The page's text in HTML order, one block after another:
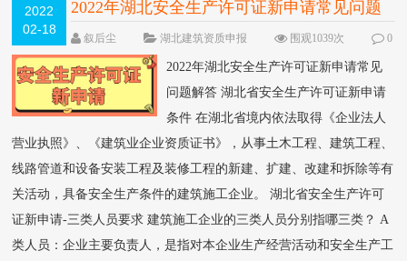
2022
02-18
2022年湖北安全生产许可证新申请常见问题
解答 NEW
叙后尘 湖北建筑资质申报 围观1039次
0
条评论
2022年湖北安全生产许可证新申请常见
问题解答 湖北省安全生产许可证新申请
条件 在湖北省境内依法取得《企业法人
营业执照》、《建筑业企业资质证书》，从事土木工程、建筑工程、
线路管道和设备安装工程及装修工程的新建、扩建、改建和拆除等有
关活动，具备安全生产条件的建筑施工企业。 湖北省安全生产许可
证新申请-三类人员要求 建筑施工企业的三类人员分别指哪三类？ A
类人员：企业主要负责人，是指对本企业生产经营活动和安全生产工